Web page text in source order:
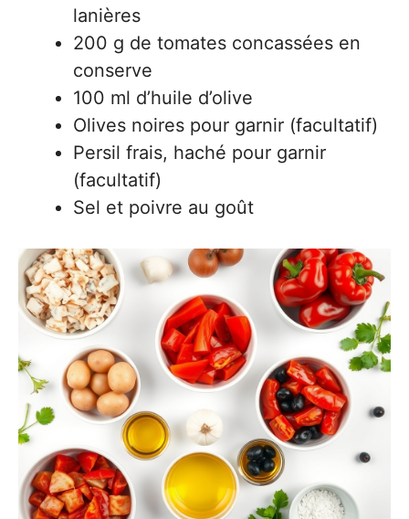
lanières
200 g de tomates concassées en
conserve
100 ml d’huile d’olive
Olives noires pour garnir (facultatif)
Persil frais, haché pour garnir
(facultatif)
Sel et poivre au goût